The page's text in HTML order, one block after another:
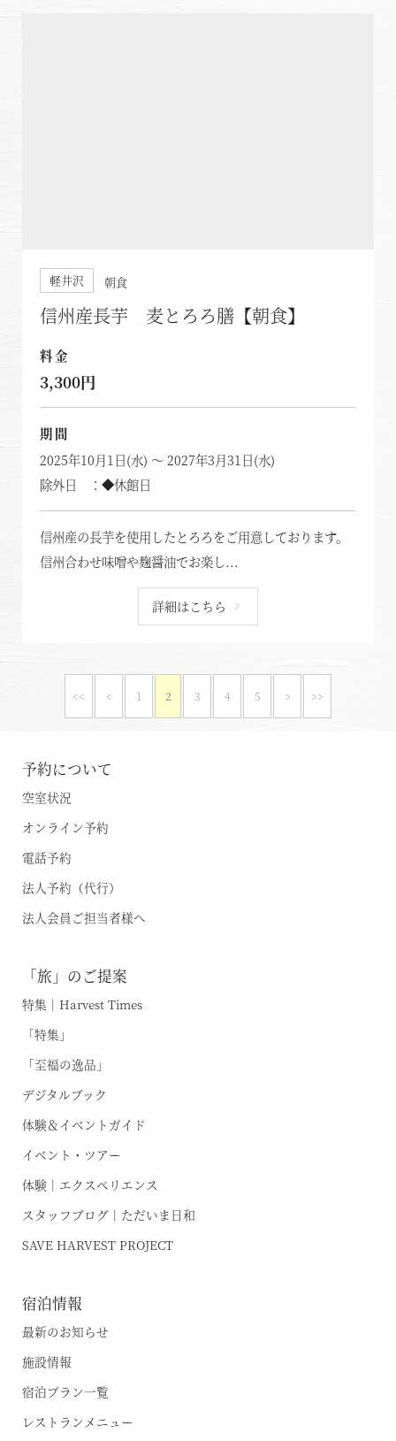
軽井沢 朝食
信州産長芋 麦とろろ膳【朝食】
料金
3,300円
期間
2025年10月1日(水) ～ 2027年3月31日(水)
除外日 ：◆休館日
信州産の長芋を使用したとろろをご用意しております。
信州合わせ味噌や麹醤油でお楽し...
詳細はこちら
<< < 1 2 3 4 5 > >>
予約について
空室状況
オンライン予約
電話予約
法人予約（代行）
法人会員ご担当者様へ
「旅」のご提案
特集｜Harvest Times
「特集」
「至福の逸品」
デジタルブック
体験＆イベントガイド
イベント・ツアー
体験｜エクスペリエンス
スタッフブログ｜ただいま日和
SAVE HARVEST PROJECT
宿泊情報
最新のお知らせ
施設情報
宿泊プラン一覧
レストランメニュー